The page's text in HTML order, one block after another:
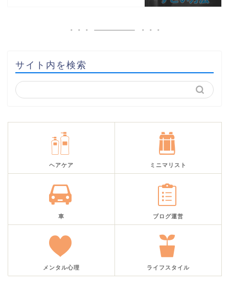
サイト内を検索
ヘアケア ミニマリスト
車 ブログ運営
メンタル心理 ライフスタイル